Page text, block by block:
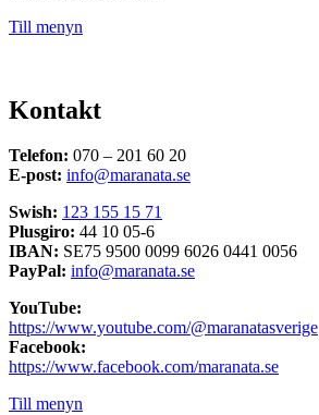
Till menyn
Kontakt
Telefon: 070 – 201 60 20
E-post: info@maranata.se
Swish: 123 155 15 71
Plusgiro: 44 10 05-6
IBAN: SE75 9500 0099 6026 0441 0056
PayPal: info@maranata.se
YouTube:
https://www.youtube.com/@maranatasverige
Facebook:
https://www.facebook.com/maranata.se
Till menyn